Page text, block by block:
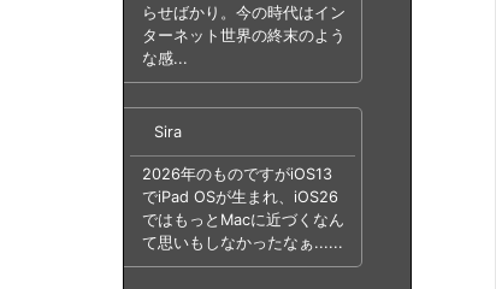
らせばかり。今の時代はイン
ターネット世界の終末のよう
な感...
Sira
2026年のものですがiOS13
でiPad OSが生まれ、iOS26
ではもっとMacに近づくなん
て思いもしなかったなぁ......